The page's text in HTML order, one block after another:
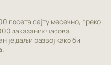
посета сајту месечно, преко
заказаних часова,
је даљи развој како би